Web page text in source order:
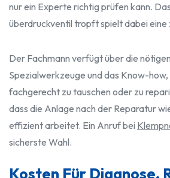
nur ein Experte richtig prüfen kann.
überdruckventil tropft spielt dabei eine
Der Fachmann verfügt über die
Spezialwerkzeuge und das Know-how,
fachgerecht zu tauschen oder zu
dass die Anlage nach der Reparatur
effizient arbeitet. Ein Anruf bei
sicherste Wahl.
Kosten Für Diagnose,